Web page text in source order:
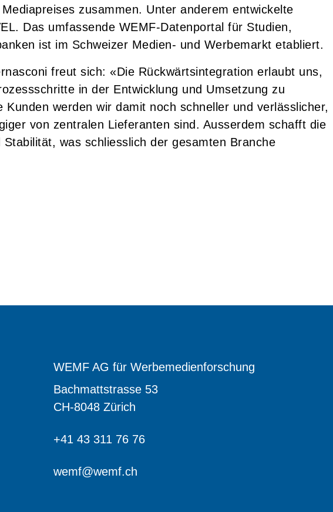
zusammen. Unter anderem entwickelte
Das umfassende WEMF-Datenportal für Studien,
ist im Schweizer Medien- und Werbemarkt etabliert.
freut sich: «Die Rückwärtsintegration erlaubt uns,
in der Entwicklung und Umsetzung zu
Kunden werden wir damit noch schneller und verlässlicher,
von zentralen Lieferanten sind. Ausserdem schafft die
was schliesslich der gesamten Branche
WEMF AG für Werbemedienforschung
Bachmattstrasse 53
CH-8048 Zürich
+41 43 311 76 76
wemf@wemf.ch